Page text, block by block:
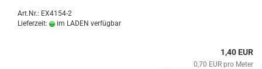
Art.Nr.: EX4154-2
Lieferzeit:
im LADEN verfügbar
1,40 EUR
0,70 EUR pro Meter